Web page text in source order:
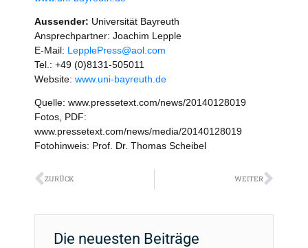
Aussender: Universität Bayreuth
Ansprechpartner: Joachim Lepple
E-Mail: LepplePress@aol.com
Tel.: +49 (0)8131-505011
Website: www.uni-bayreuth.de
Quelle: www.pressetext.com/news/20140128019
Fotos, PDF:
www.pressetext.com/news/media/20140128019
Fotohinweis: Prof. Dr. Thomas Scheibel
Zurück
ZURÜCK WEITER
Die neuesten Beiträge